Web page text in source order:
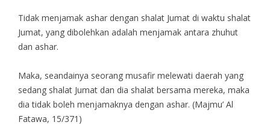
Tidak menjamak ashar dengan shalat Jumat di waktu shalat
Jumat, yang dibolehkan adalah menjamak antara zhuhut
dan ashar.
Maka, seandainya seorang musafir melewati daerah yang
sedang shalat Jumat dan dia shalat bersama mereka, maka
dia tidak boleh menjamaknya dengan ashar. (Majmu’ Al
Fatawa, 15/371)